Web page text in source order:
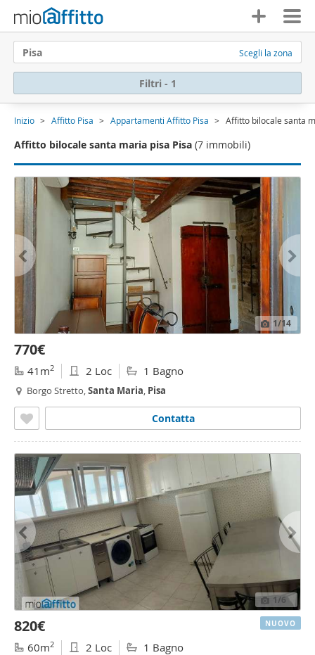
Pisa Scegli la zona
Filtri - 1
Inizio Affitto Pisa Appartamenti Affitto Pisa Affitto bilocale santa
Affitto bilocale santa maria pisa Pisa (7 immobili)
1/14
770€
41m2 2 Loc 1 Bagno
Borgo Stretto,Santa Maria, Pisa
Contatta
1/6
820€
60m2 2 Loc 1 Bagno
NUOVO